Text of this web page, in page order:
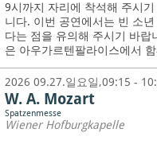
9시까지 자리에 착석해 주시
니다. 이번 공연에서는 빈 소
다는 점을 유의해 주시기 바
은 아우가르텐팔라이스에서
2026 09.27.일요일,09:15 -
W. A. Mozart
Spatzenmesse
Wiener Hofburgkapelle